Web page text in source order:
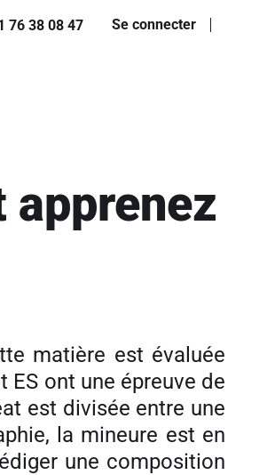
76 38 08 47 Se connecter
apprenez
matière est évaluée
ont une épreuve de
est divisée entre une
la mineure est en
une composition